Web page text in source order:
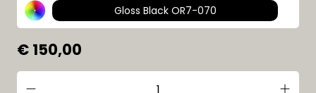
Gloss Black OR7-070
€ 150,00